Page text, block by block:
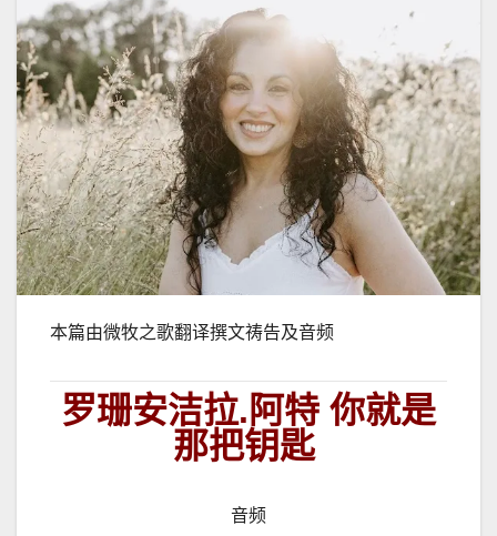
本篇由微牧之歌翻译撰文祷告及音频
罗珊安洁拉.阿特 你就是
那把钥匙
音频